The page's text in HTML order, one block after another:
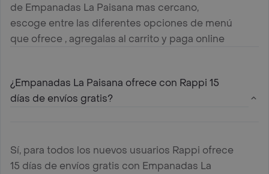
de Empanadas La Paisana mas cercano,
escoge entre las diferentes opciones de menú
que ofrece , agregalas al carrito y paga online
¿Empanadas La Paisana ofrece con Rappi 15
días de envíos gratis?
Sí, para todos los nuevos usuarios Rappi ofrece
15 días de envíos gratis con Empanadas La